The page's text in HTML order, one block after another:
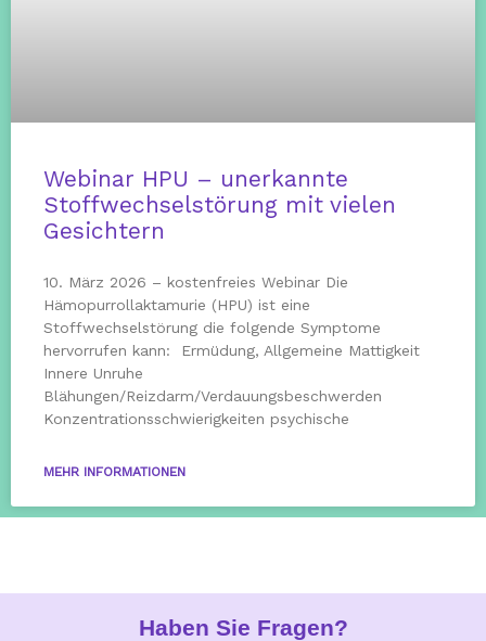
Webinar HPU – unerkannte
Stoffwechselstörung mit vielen
Gesichtern
10. März 2026 – kostenfreies Webinar Die
Hämopurrollaktamurie (HPU) ist eine
Stoffwechselstörung die folgende Symptome
hervorrufen kann: Ermüdung, Allgemeine Mattigkeit
Innere Unruhe
Blähungen/Reizdarm/Verdauungsbeschwerden
Konzentrationsschwierigkeiten psychische
MEHR INFORMATIONEN
Haben Sie Fragen?